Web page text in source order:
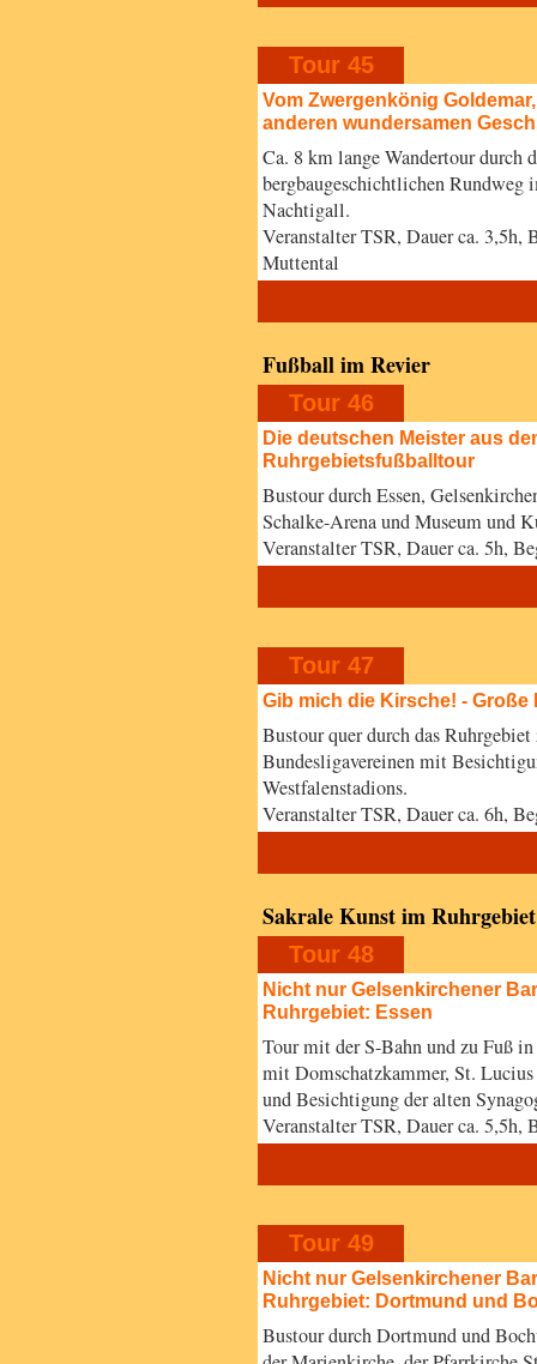
Tour 45
Vom Zwergenkönig
anderen wundersamen
Ca. 8 km lange Wandertour durch
bergbaugeschichtlichen
Nachtigall.
Veranstalter TSR, Dauer ca. 3,5h,
Muttental
Fußball im Revier
Tour 46
Die deutschen Meister aus
Ruhrgebietsfußballtour
Bustour durch Essen,
Schalke-Arena und Museum und
Veranstalter TSR, Dauer ca. 5h,
Tour 47
Gib mich die Kirsche! -
Bustour quer durch das
Bundesligavereinen mit
Westfalenstadions.
Veranstalter TSR, Dauer ca. 6h,
Sakrale Kunst im Ruhrgebiet
Tour 48
Nicht nur Gelsenkirchener
Ruhrgebiet: Essen
Tour mit der S-Bahn und zu Fuß
mit Domschatzkammer, St.
und Besichtigung der alten
Veranstalter TSR, Dauer ca. 5,5h,
Tour 49
Nicht nur Gelsenkirchener
Ruhrgebiet: Dortmund und
Bustour durch Dortmund und